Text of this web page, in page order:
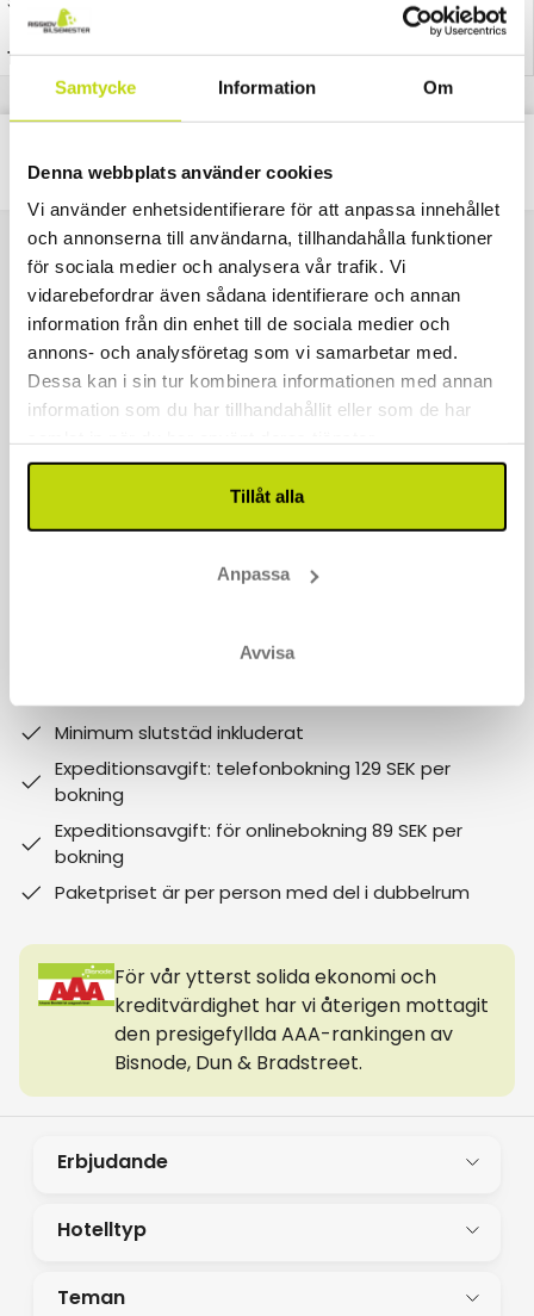
Samtycke Information Om
Denna webbplats använder cookies
Vi använder enhetsidentifierare för att anpassa innehållet
och annonserna till användarna, tillhandahålla funktioner
för sociala medier och analysera vår trafik. Vi
vidarebefordrar även sådana identifierare och annan
information från din enhet till de sociala medier och
annons- och analysföretag som vi samarbetar med.
Dessa kan i sin tur kombinera informationen med annan
information som du har tillhandahållit eller som de har
Tillåt alla
Anpassa
Avvisa
1249:-
Classic
Kontakta oss
040 611 6130
kontakt@risskov.se
Våra öppetider är:
Måndag - Fredag: 9 - 17
Varför boka med Risskov Bilsemester? Spara mer!
Minimum slutstäd inkluderat
Expeditionsavgift: telefonbokning 129 SEK per
bokning
Expeditionsavgift: för onlinebokning 89 SEK per
bokning
Paketpriset är per person med del i dubbelrum
Follow us on social media
För vår ytterst solida ekonomi och
kreditvärdighet har vi återigen mottagit
den presigefyllda AAA-rankingen av
Bisnode, Dun & Bradstreet.
Erbjudande
Hotelltyp
Teman